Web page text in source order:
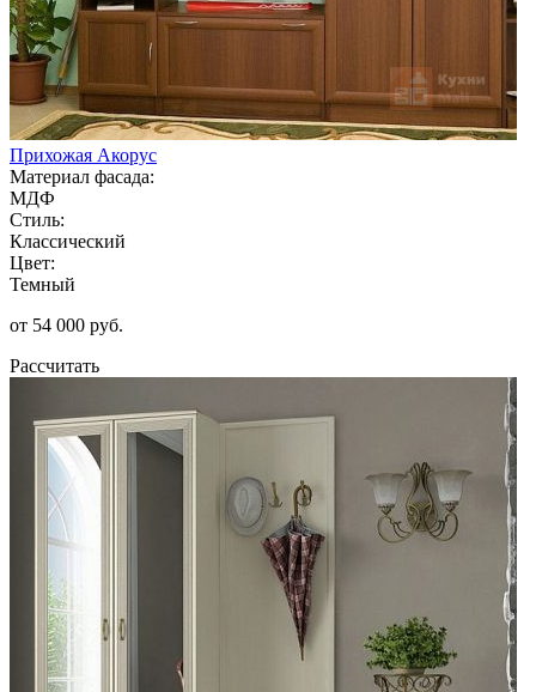
Прихожая Акорус
Материал фасада:
МДФ
Стиль:
Классический
Цвет:
Темный
от 54 000 руб.
Рассчитать